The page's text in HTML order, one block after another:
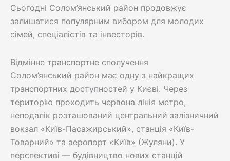
Сьогодні Солом’янський район продовжує
залишатися популярним вибором для молодих
сімей, спеціалістів та інвесторів.
Відмінне транспортне сполучення
Солом’янський район має одну з найкращих
транспортних доступностей у Києві. Через
територію проходить червона лінія метро,
неподалік розташований центральний залізничний
вокзал «Київ-Пасажирський», станція «Київ-
Товарний» та аеропорт «Київ» (Жуляни). У
перспективі — будівництво нових станцій